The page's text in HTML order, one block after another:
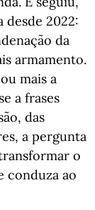
desde 2022:
da
armamento.
mais a
a frases
das
a pergunta
o
conduza ao